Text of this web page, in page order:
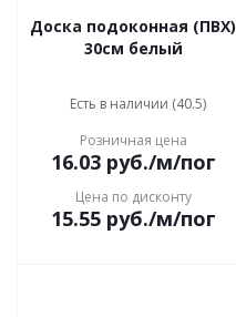
Доска подоконная (ПВХ)
30см белый
Есть в наличии (40.5)
Розничная цена
16.03руб./м/пог
Цена по дисконту
15.55руб./м/пог